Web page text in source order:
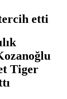
etti
Tiger